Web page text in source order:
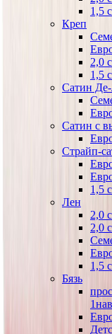
1,5
Креп
2,0
1,5
Сатин
Сатин с
Страйп-
1,5
Лен
2,0
2,0
1,5
Бязь